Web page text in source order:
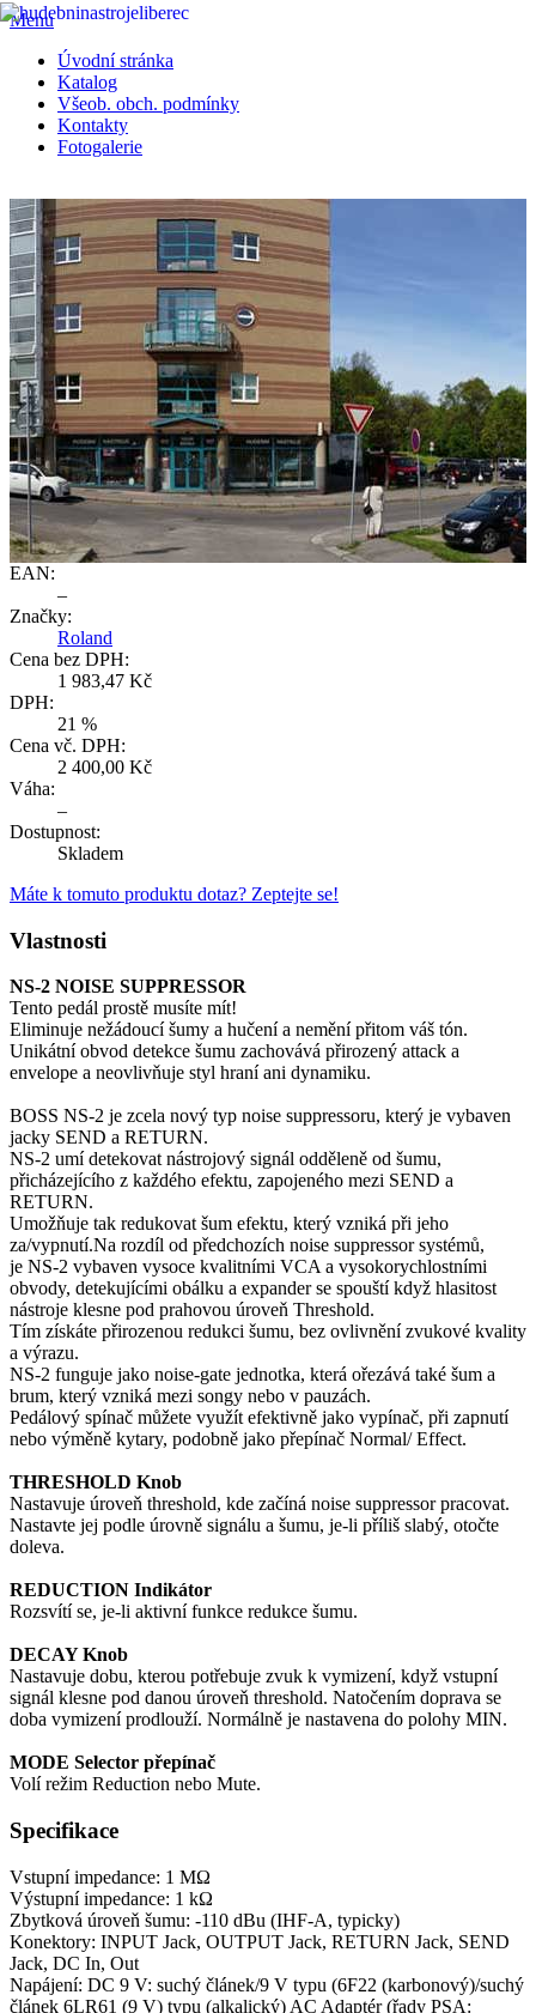
Menu
Úvodní stránka
Katalog
Všeob. obch. podmínky
Kontakty
Fotogalerie
Vše pro muzikanty • E-SHOP HUDEBNÍCH NÁSTROJŮ
Roland Boss NS-2 NOISE
SUPPRESSOR
Eliminuje nežádoucí šumy a hučení
Příslušenství kytary
2 400,00 Kč
Číslo produktu:
1007
EAN:
–
Značky:
Roland
Cena bez DPH:
1 983,47 Kč
DPH:
21 %
Cena vč. DPH:
2 400,00 Kč
Váha:
–
Dostupnost:
Skladem
Máte k tomuto produktu dotaz? Zeptejte se!
Vlastnosti
NS-2 NOISE SUPPRESSOR
Tento pedál prostě musíte mít!
Eliminuje nežádoucí šumy a hučení a nemění přitom váš tón.
Unikátní obvod detekce šumu zachovává přirozený attack a
envelope a neovlivňuje styl hraní ani dynamiku.
BOSS NS-2 je zcela nový typ noise suppressoru, který je vybaven
jacky SEND a RETURN.
NS-2 umí detekovat nástrojový signál odděleně od šumu,
přicházejícího z každého efektu, zapojeného mezi SEND a
RETURN.
Umožňuje tak redukovat šum efektu, který vzniká při jeho
za/vypnutí.Na rozdíl od předchozích noise suppressor systémů,
je NS-2 vybaven vysoce kvalitními VCA a vysokorychlostními
obvody, detekujícími obálku a expander se spouští když hlasitost
nástroje klesne pod prahovou úroveň Threshold.
Tím získáte přirozenou redukci šumu, bez ovlivnění zvukové kvality
a výrazu.
NS-2 funguje jako noise-gate jednotka, která ořezává také šum a
brum, který vzniká mezi songy nebo v pauzách.
Pedálový spínač můžete využít efektivně jako vypínač, při zapnutí
nebo výměně kytary, podobně jako přepínač Normal/ Effect.
THRESHOLD Knob
Nastavuje úroveň threshold, kde začíná noise suppressor pracovat.
Nastavte jej podle úrovně signálu a šumu, je-li příliš slabý, otočte
doleva.
REDUCTION Indikátor
Rozsvítí se, je-li aktivní funkce redukce šumu.
DECAY Knob
Nastavuje dobu, kterou potřebuje zvuk k vymizení, když vstupní
signál klesne pod danou úroveň threshold. Natočením doprava se
doba vymizení prodlouží. Normálně je nastavena do polohy MIN.
MODE Selector přepínač
Volí režim Reduction nebo Mute.
Specifikace
Vstupní impedance: 1 MΩ
Výstupní impedance: 1 kΩ
Zbytková úroveň šumu: -110 dBu (IHF-A, typicky)
Konektory: INPUT Jack, OUTPUT Jack, RETURN Jack, SEND
Jack, DC In, Out
Napájení: DC 9 V: suchý článek/9 V typu (6F22 (karbonový)/suchý
článek 6LR61 (9 V) typu (alkalický) AC Adaptér (řady PSA: